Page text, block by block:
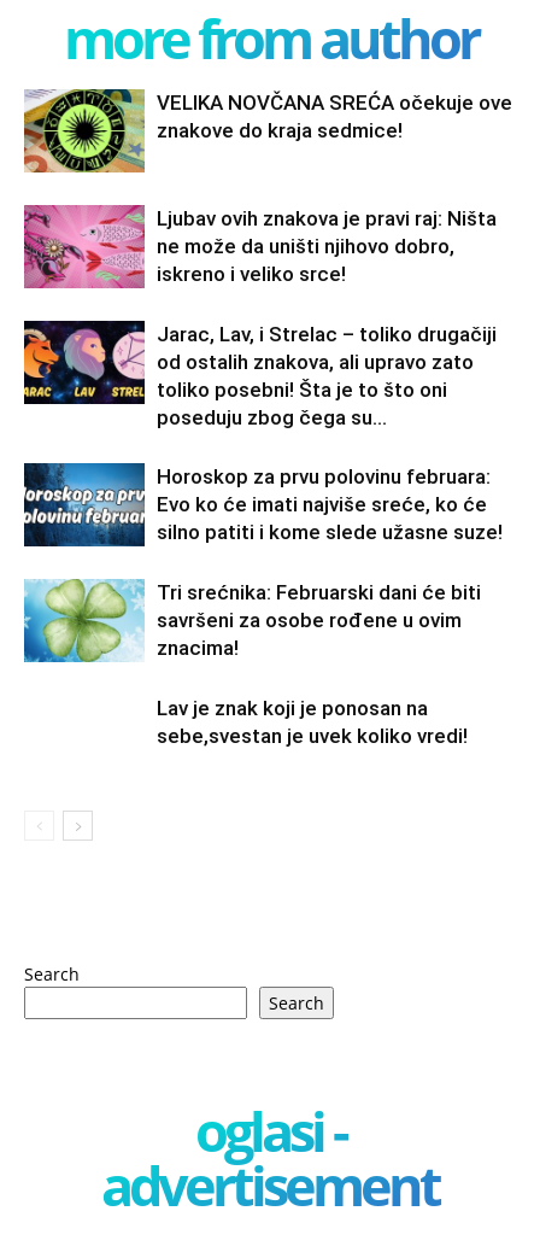
more from author
VELIKA NOVČANA SREĆA očekuje ove
znakove do kraja sedmice!
Ljubav ovih znakova je pravi raj: Ništa
ne može da uništi njihovo dobro,
iskreno i veliko srce!
Jarac, Lav, i Strelac – toliko drugačiji
od ostalih znakova, ali upravo zato
toliko posebni! Šta je to što oni
poseduju zbog čega su...
Horoskop za prvu polovinu februara:
Evo ko će imati najviše sreće, ko će
silno patiti i kome slede užasne suze!
Tri srećnika: Februarski dani će biti
savršeni za osobe rođene u ovim
znacima!
Lav je znak koji je ponosan na
sebe,svestan je uvek koliko vredi!
Search
Search
oglasi -
advertisement